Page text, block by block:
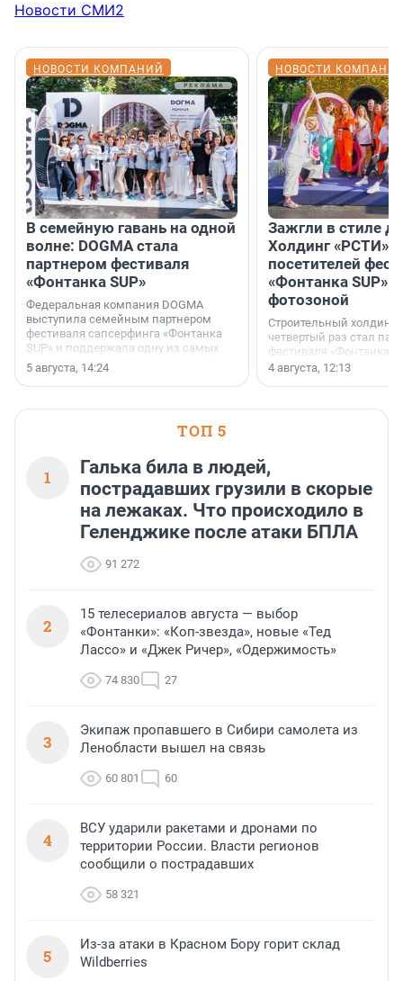
Новости СМИ2
НОВОСТИ КОМПАНИЙ
В семейную гавань на одной
волне: DOGMA стала
партнером фестиваля
«Фонтанка SUP»
Федеральная компания DOGMA
выступила семейным партнером
фестиваля сапсерфинга «Фонтанка
SUP» и поддержала одну из самых
ярких и романтичных номинаций —
«SUP-свадьба».
5 августа, 14:24
НОВОСТИ
Зажгли в стиле
Холдинг «РСТИ»
посетителей
«Фонтанка SUP»
фотозоной
Строительный холдинг
четвертый раз стал
фестиваля «Фонтанка
раз компания
посетителям
4 августа, 12:13
ТОП 5
1
Галька била в людей,
пострадавших грузили в скорые
на лежаках. Что происходило в
Геленджике после атаки БПЛА
91 272
2
15 телесериалов августа — выбор
«Фонтанки»: «Коп-звезда», новые «Тед
Лассо» и «Джек Ричер», «Одержимость»
74 830 27
3
Экипаж пропавшего в Сибири самолета из
Ленобласти вышел на связь
60 801 60
4
ВСУ ударили ракетами и дронами по
территории России. Власти регионов
сообщили о пострадавших
58 321
5
Из-за атаки в Красном Бору горит склад
Wildberries